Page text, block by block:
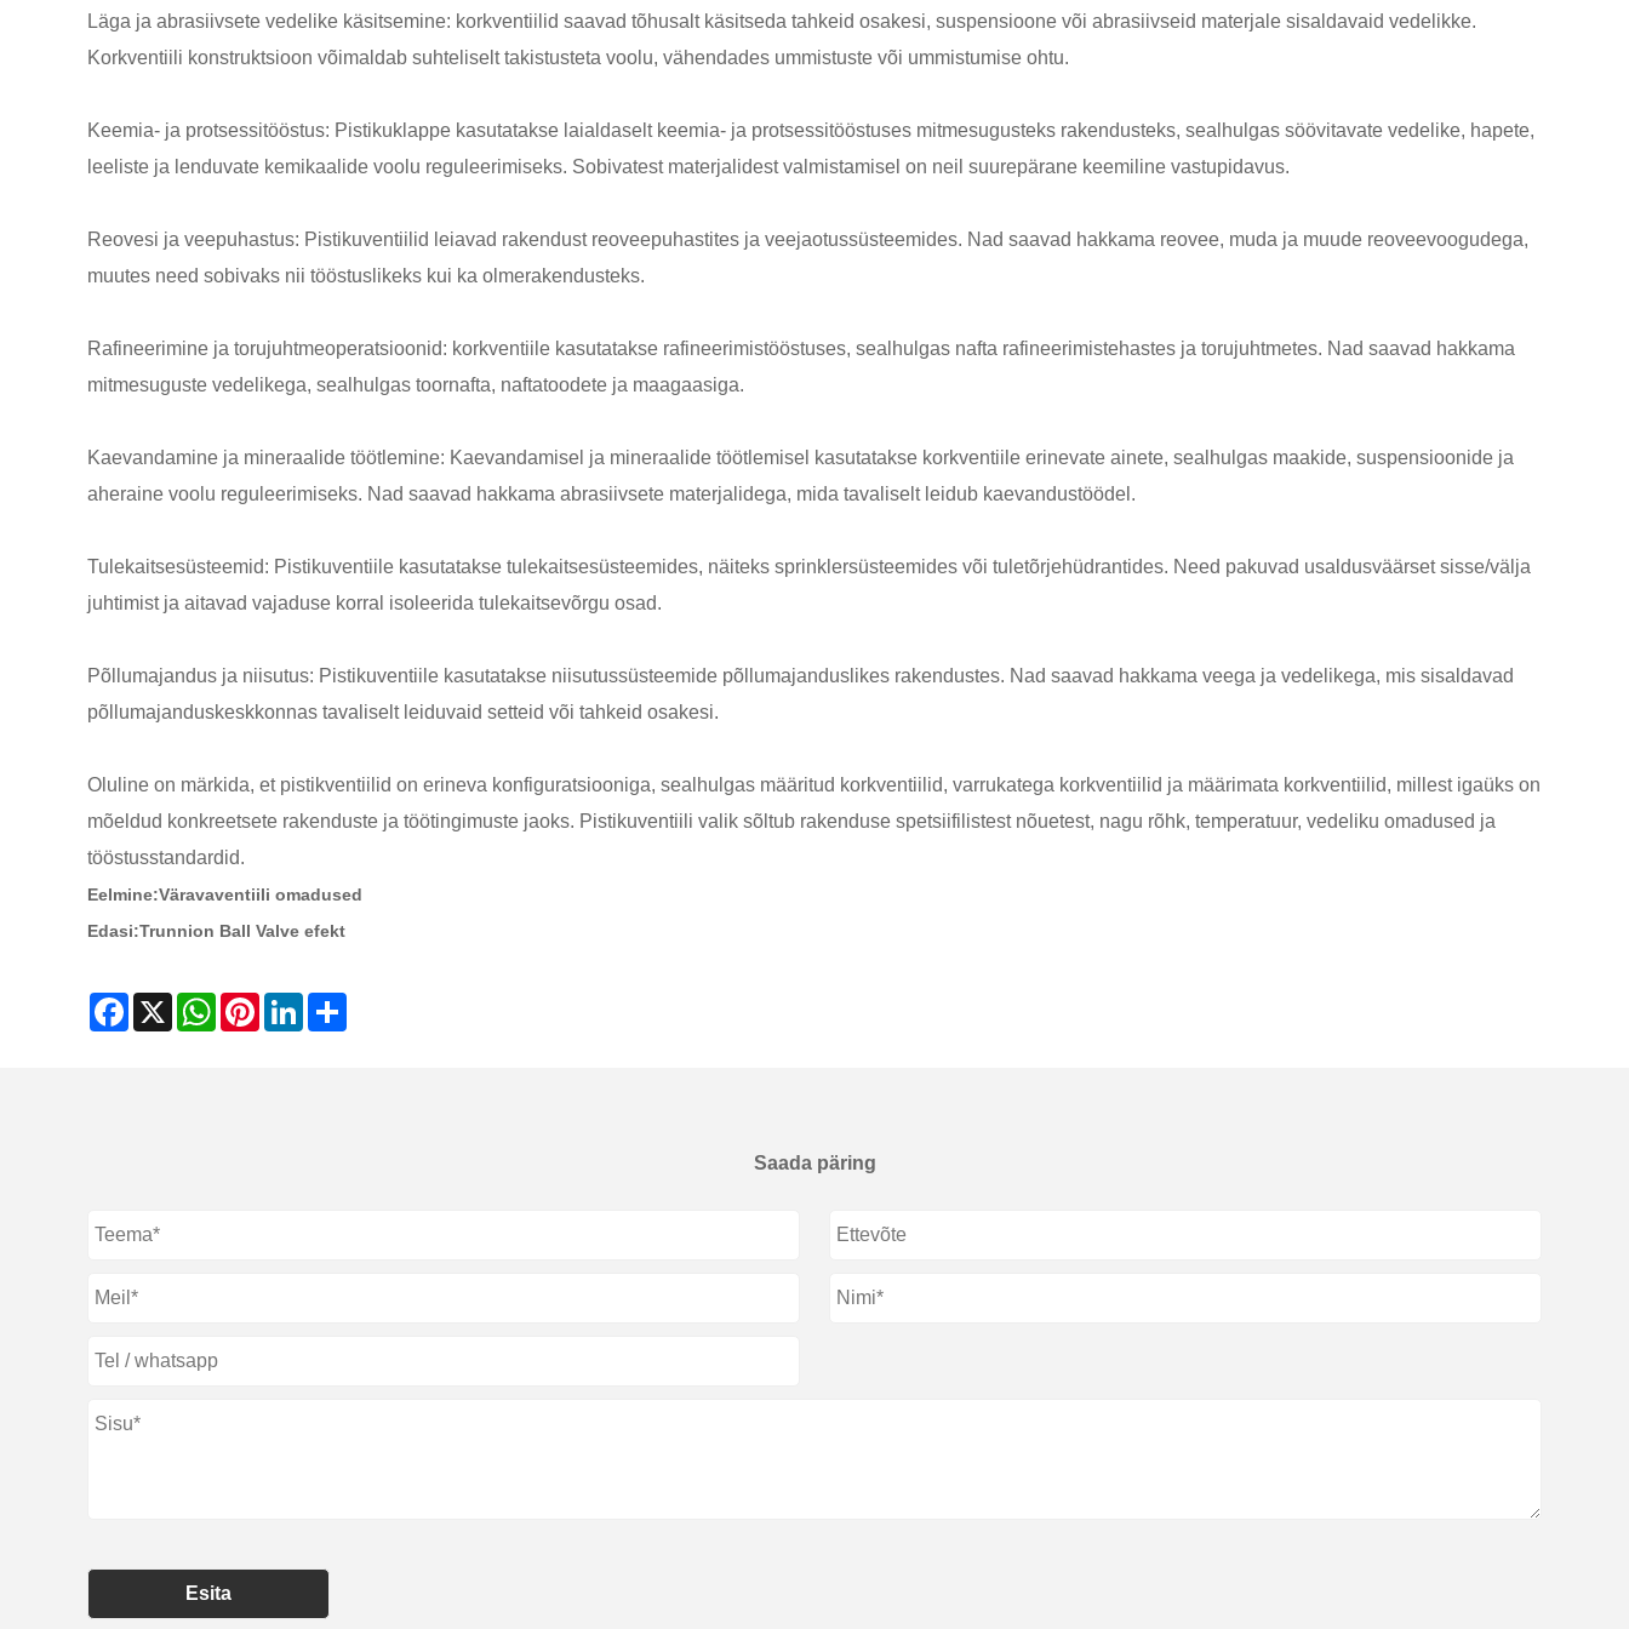
Läga ja abrasiivsete vedelike käsitsemine: korkventiilid saavad tõhusalt käsitseda tahkeid osakesi, suspensioone või abrasiivseid materjale sisaldavaid vedelikke.
Korkventiili konstruktsioon võimaldab suhteliselt takistusteta voolu, vähendades ummistuste või ummistumise ohtu.
Keemia- ja protsessitööstus: Pistikuklappe kasutatakse laialdaselt keemia- ja protsessitööstuses mitmesugusteks rakendusteks, sealhulgas söövitavate vedelike, hapete,
leeliste ja lenduvate kemikaalide voolu reguleerimiseks. Sobivatest materjalidest valmistamisel on neil suurepärane keemiline vastupidavus.
Reovesi ja veepuhastus: Pistikuventiilid leiavad rakendust reoveepuhastites ja veejaotussüsteemides. Nad saavad hakkama reovee, muda ja muude reoveevoogudega,
muutes need sobivaks nii tööstuslikeks kui ka olmerakendusteks.
Rafineerimine ja torujuhtmeoperatsioonid: korkventiile kasutatakse rafineerimistööstuses, sealhulgas nafta rafineerimistehastes ja torujuhtmetes. Nad saavad hakkama
mitmesuguste vedelikega, sealhulgas toornafta, naftatoodete ja maagaasiga.
Kaevandamine ja mineraalide töötlemine: Kaevandamisel ja mineraalide töötlemisel kasutatakse korkventiile erinevate ainete, sealhulgas maakide, suspensioonide ja
aheraine voolu reguleerimiseks. Nad saavad hakkama abrasiivsete materjalidega, mida tavaliselt leidub kaevandustöödel.
Tulekaitsesüsteemid: Pistikuventiile kasutatakse tulekaitsesüsteemides, näiteks sprinklersüsteemides või tuletõrjehüdrantides. Need pakuvad usaldusväärset sisse/välja
juhtimist ja aitavad vajaduse korral isoleerida tulekaitsevõrgu osad.
Põllumajandus ja niisutus: Pistikuventiile kasutatakse niisutussüsteemide põllumajanduslikes rakendustes. Nad saavad hakkama veega ja vedelikega, mis sisaldavad
põllumajanduskeskkonnas tavaliselt leiduvaid setteid või tahkeid osakesi.
Oluline on märkida, et pistikventiilid on erineva konfiguratsiooniga, sealhulgas määritud korkventiilid, varrukatega korkventiilid ja määrimata korkventiilid, millest igaüks on
mõeldud konkreetsete rakenduste ja töötingimuste jaoks. Pistikuventiili valik sõltub rakenduse spetsiifilistest nõuetest, nagu rõhk, temperatuur, vedeliku omadused ja
tööstusstandardid.
Eelmine:Väravaventiili omadused
Edasi:Trunnion Ball Valve efekt
Facebook
X WhatsAppPinterestLinkedIn
Saada päring
Esita